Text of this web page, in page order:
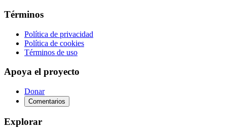
Términos
Política de privacidad
Política de cookies
Términos de uso
Apoya el proyecto
Donar
Comentarios
Explorar